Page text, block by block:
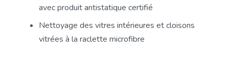
avec produit antistatique certifié
Nettoyage des vitres intérieures et cloisons
vitrées à la raclette microfibre